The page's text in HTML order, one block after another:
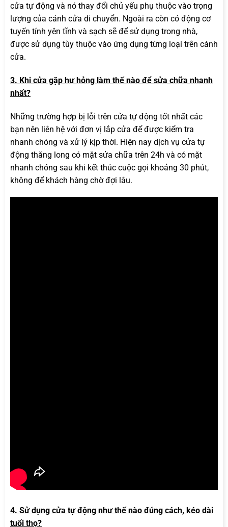
cửa tự động và nó thay đổi chủ yếu phụ thuộc vào trọng
lượng của cánh cửa di chuyển. Ngoài ra còn có động cơ
tuyến tính yên tĩnh và sạch sẽ để sử dụng trong nhà,
được sử dụng tùy thuộc vào ứng dụng từng loại trên cánh
cửa.
3. Khi cửa gặp hư hỏng làm thế nào để sửa chữa nhanh
nhất?
Những trường hợp bị lỗi trên cửa tự động tốt nhất các
bạn nên liên hệ với đơn vị lắp cửa để được kiểm tra
nhanh chóng và xử lý kịp thời. Hiện nay dịch vụ cửa tự
động thăng long có mặt sửa chữa trên 24h và có mặt
nhanh chóng sau khi kết thúc cuộc gọi khoảng 30 phút,
không để khách hàng chờ đợi lâu.
4. Sử dụng cửa tự động như thế nào đúng cách, kéo dài
tuổi thọ?